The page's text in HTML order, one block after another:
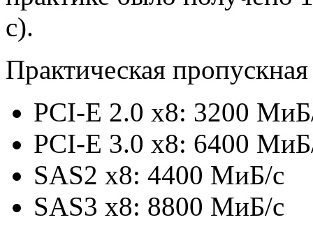
с).
Практическая
PCI-E 2.0 x8: 3200
PCI-E 3.0 x8: 6400
SAS2 x8: 4400 МиБ/с
SAS3 x8: 8800 МиБ/с